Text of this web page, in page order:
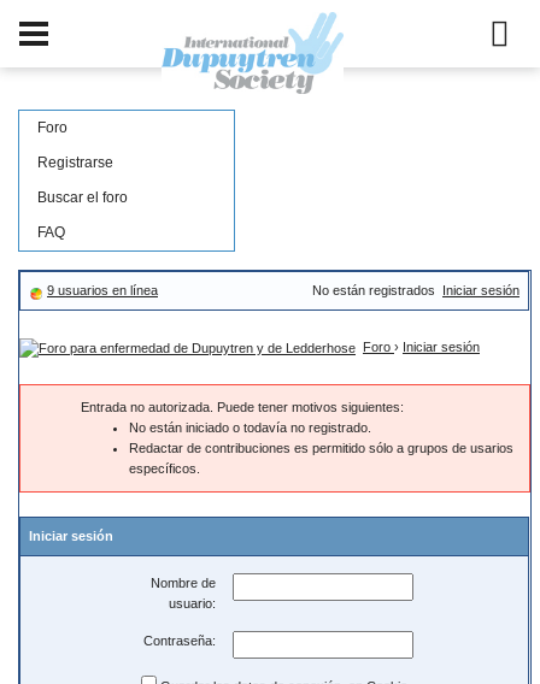
Foro
Registrarse
Buscar el foro
FAQ
9 usuarios en línea No están registrados Iniciar sesión
Foro › Iniciar sesión
Entrada no autorizada. Puede tener motivos siguientes:
No están iniciado o todavía no registrado.
Redactar de contribuciones es permitido sólo a grupos de usarios
específicos.
Iniciar sesión
Nombre de
usuario:
Contraseña: